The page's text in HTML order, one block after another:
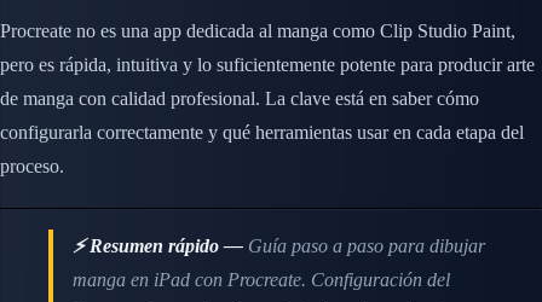
Procreate no es una app dedicada al manga como Clip Studio Paint,
pero es rápida, intuitiva y lo suficientemente potente para producir arte
de manga con calidad profesional. La clave está en saber cómo
configurarla correctamente y qué herramientas usar en cada etapa del
proceso.
⚡ Resumen rápido — Guía paso a paso para dibujar
manga en iPad con Procreate. Configuración del